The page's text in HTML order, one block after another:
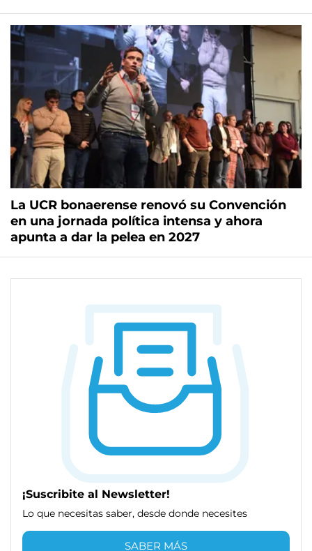
La UCR bonaerense renovó su Convención
en una jornada política intensa y ahora
apunta a dar la pelea en 2027
¡Suscribite al Newsletter!
Lo que necesitas saber, desde donde necesites
SABER MÁS